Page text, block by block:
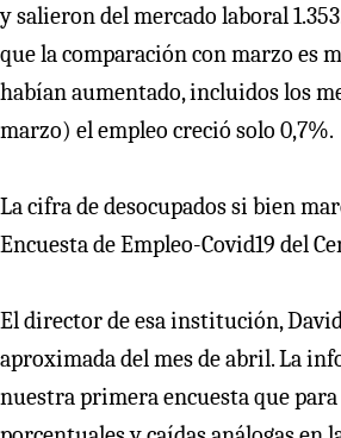
y salieron del mercado laboral
que la comparación con marzo es
habían aumentado, incluidos los
marzo) el empleo creció solo 0,7%.
La cifra de desocupados si bien
Encuesta de Empleo-Covid19 del
El director de esa institución,
aproximada del mes de abril. La
nuestra primera encuesta que